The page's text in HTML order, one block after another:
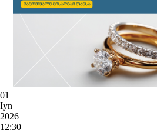
01
Iyn
2026
12:30